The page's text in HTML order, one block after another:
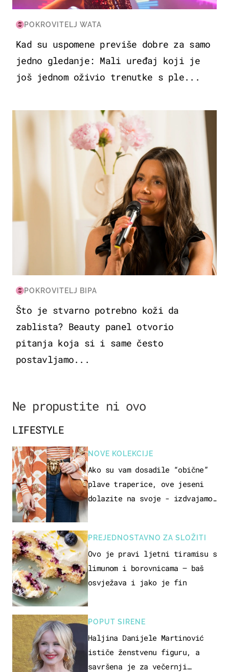
POKROVITELJ WATA
Kad su uspomene previše dobre za samo
jedno gledanje: Mali uređaj koji je
još jednom oživio trenutke s ple...
MODA & LJEPOTA
POKROVITELJ BIPA
Što je stvarno potrebno koži da
zablista? Beauty panel otvorio
pitanja koja si i same često
postavljamo...
Ne propustite ni ovo
LIFESTYLE
NOVE KOLEKCIJE
Ako su vam dosadile “obične”
plave traperice, ove jeseni
dolazite na svoje - izdvajamo
PREJEDNOSTAVNO ZA SLOŽITI
Ovo je pravi ljetni tiramisu s
limunom i borovnicama – baš
osvježava i jako je fin
POPUT SIRENE
Haljina Danijele Martinović
ističe ženstvenu figuru, a
savršena je za večernji